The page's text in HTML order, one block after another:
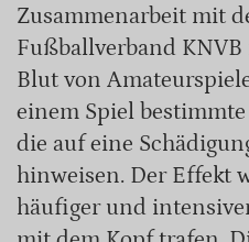
Zusammenarbeit mit
Fußballverband KNVB
Blut von
einem Spiel
die auf eine
hinweisen. Der Effekt
häufiger und